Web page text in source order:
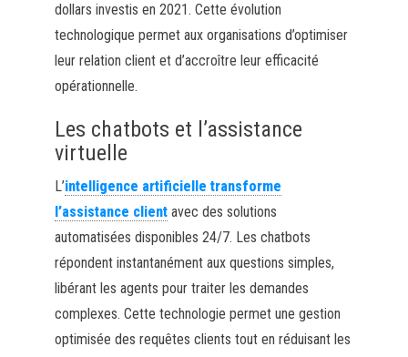
dollars investis en 2021. Cette évolution
technologique permet aux organisations d’optimiser
leur relation client et d’accroître leur efficacité
opérationnelle.
Les chatbots et l’assistance
virtuelle
L’intelligence artificielle transforme
l’assistance clientavec des solutions
automatisées disponibles 24/7. Les chatbots
répondent instantanément aux questions simples,
libérant les agents pour traiter les demandes
complexes. Cette technologie permet une gestion
optimisée des requêtes clients tout en réduisant les